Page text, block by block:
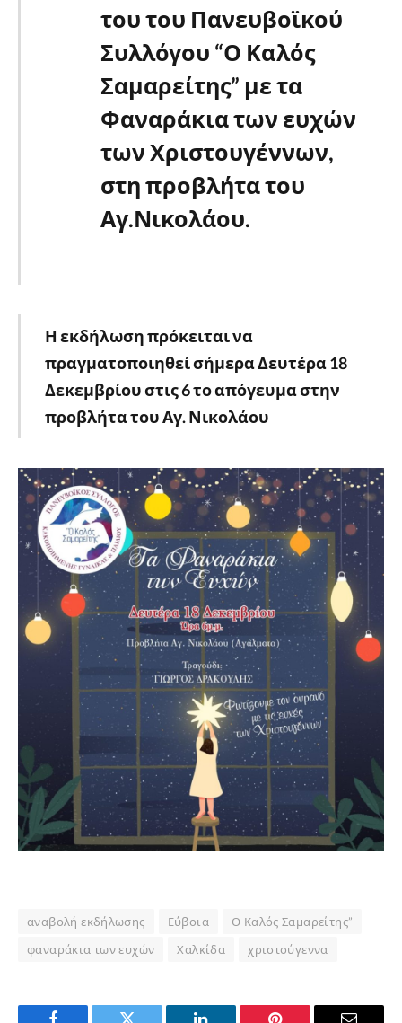
του του Πανευβοϊκού
Συλλόγου “Ο Καλός
Σαμαρείτης” με τα
Φαναράκια των ευχών
των Χριστουγέννων,
στη προβλήτα του
Αγ.Νικολάου.
Η εκδήλωση πρόκειται να
πραγματοποιηθεί σήμερα Δευτέρα 18
Δεκεμβρίου στις 6 το απόγευμα στην
προβλήτα του Αγ. Νικολάου
αναβολή εκδήλωσης Εύβοια
Ο Καλός Σαμαρείτης”
φαναράκια των ευχών
Χαλκίδα χριστούγεννα